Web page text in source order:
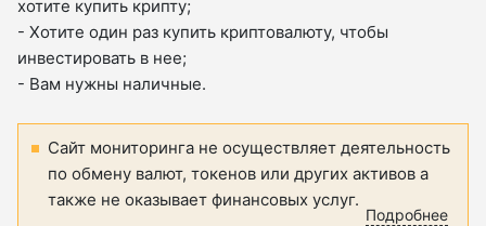
хотите купить крипту;
- Хотите один раз купить криптовалюту, чтобы
инвестировать в нее;
- Вам нужны наличные.
Сайт мониторинга не осуществляет деятельность
по обмену валют, токенов или других активов а
также не оказывает финансовых услуг.
Подробнее